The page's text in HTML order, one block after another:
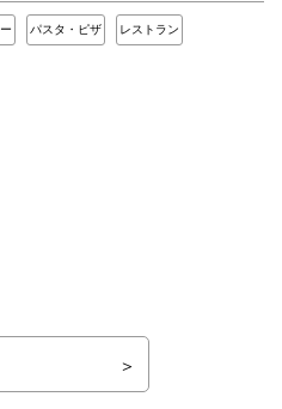
パスタ・ピザ レストラン